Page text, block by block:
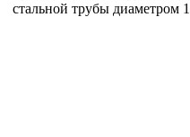
стальной трубы диаметром